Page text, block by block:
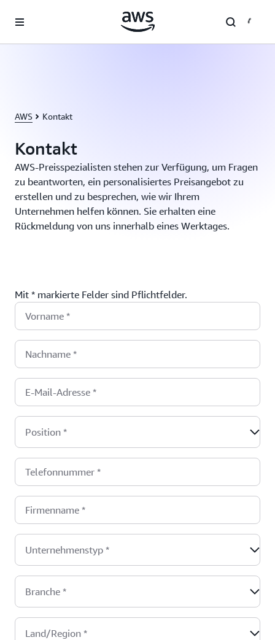
Überspringen zum Hauptinhalt
AWS Kontakt
Kontakt
AWS-Preisspezialisten stehen zur Verfügung, um Fragen
zu beantworten, ein personalisiertes Preisangebot zu
erstellen und zu besprechen, wie wir Ihrem
Unternehmen helfen können. Sie erhalten eine
Rückmeldung von uns innerhalb eines Werktages.
Mit * markierte Felder sind Pflichtfelder.
Vorname *
Nachname *
E-Mail-Adresse *
Position *
Telefonnummer *
Firmenname *
Unternehmenstyp *
Branche *
Land/Region *